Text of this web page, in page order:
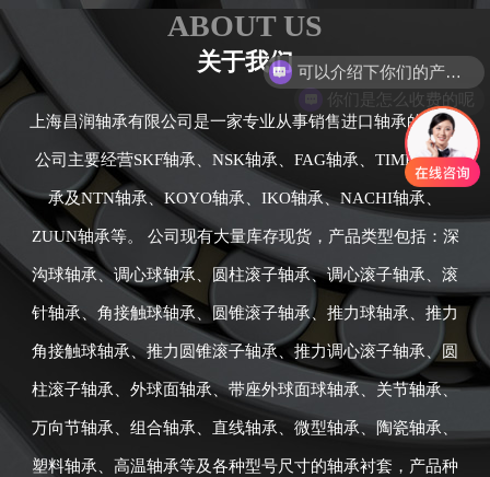
ABOUT US
关于我们
上海昌润轴承有限公司是一家专业从事销售进口轴承的公司,
公司主要经营SKF轴承、NSK轴承、FAG轴承、TIMKEN轴
承及NTN轴承、KOYO轴承、IKO轴承、NACHI轴承、
ZUUN轴承等。 公司现有大量库存现货，产品类型包括：深
沟球轴承、调心球轴承、圆柱滚子轴承、调心滚子轴承、滚
针轴承、角接触球轴承、圆锥滚子轴承、推力球轴承、推力
角接触球轴承、推力圆锥滚子轴承、推力调心滚子轴承、圆
柱滚子轴承、外球面轴承、带座外球面球轴承、关节轴承、
万向节轴承、组合轴承、直线轴承、微型轴承、陶瓷轴承、
塑料轴承、高温轴承等及各种型号尺寸的轴承衬套，产品种
你们是怎么收费的呢